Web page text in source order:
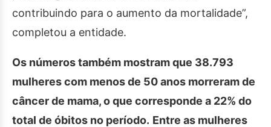
contribuindo para o aumento da mortalidade”,
completou a entidade.
Os números também mostram que 38.793
mulheres com menos de 50 anos morreram de
câncer de mama, o que corresponde a 22% do
total de óbitos no período. Entre as mulheres